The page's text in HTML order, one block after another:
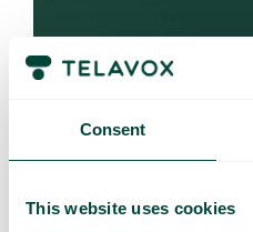
Consent
This website uses cookies